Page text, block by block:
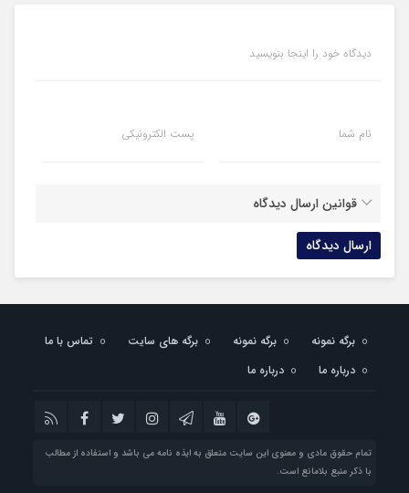
دیدگاه خود را اینجا بنویسید
نام شما پست الکترونیکی
قوانین ارسال دیدگاه
برگه نمونه برگه نمونه برگه های سایت
تماس با ما
درباره ما
درباره ما
تمام حقوق مادی و معنوی این سایت متعلق به ایذه نامه می باشد و استفاده از مطالب
با ذکر منبع بلامانع است.